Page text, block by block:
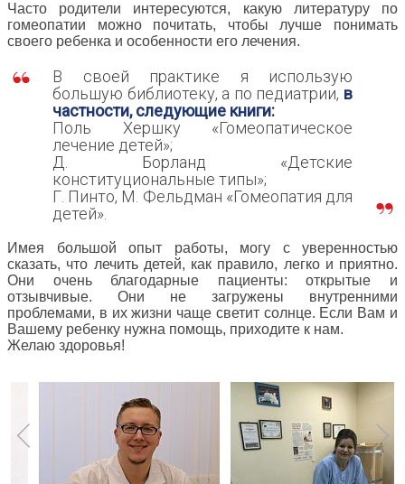
Часто родители интересуются, какую литературу по
гомеопатии можно почитать, чтобы лучше понимать
своего ребенка и особенности его лечения.
В своей практике я использую
большую библиотеку, а по педиатрии, в
частности, следующие книги:
Поль Хершку «Гомеопатическое
лечение детей»;
Д. Борланд «Детские
конституциональные типы»;
Г. Пинто, М. Фельдман «Гомеопатия для
детей».
Имея большой опыт работы, могу с уверенностью
сказать, что лечить детей, как правило, легко и приятно.
Они очень благодарные пациенты: открытые и
отзывчивые. Они не загружены внутренними
проблемами, в их жизни чаще светит солнце. Если Вам и
Вашему ребенку нужна помощь, приходите к нам.
Желаю здоровья!